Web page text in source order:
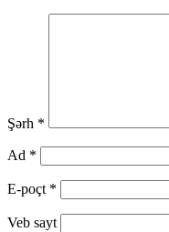
Şərh *
Ad *
E-poçt *
Veb sayt